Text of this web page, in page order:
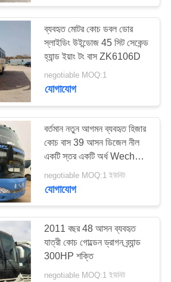
ব্যবহৃত মোটর কোচ ডবল ডোর
স্লাইডিং উইন্ডোজ 45 সিট সেকেন্ড
হ্যান্ড ইয়াং টং বাস ZK6106D
negotiable MOQ:1
যোগাযোগ
বর্তমান নতুন আগমন ব্যবহৃত হিজার
কোচ বাস 39 আসন ডিজেল নীল
একটি স্তর একটি অর্ধ Wechai
চালান ভাল
negotiable MOQ:1 ইউনিট
যোগাযোগ
2011 বছর 48 আসন ব্যবহৃত
যাত্রী কোচ গোল্ডেন ড্রাগন ব্র্যান্ড
300HP শক্তি
negotiable MOQ:1 ইউনিট